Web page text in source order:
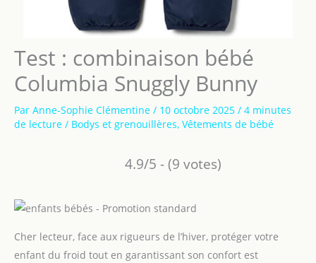
Test : combinaison bébé
Columbia Snuggly Bunny
Par Anne-Sophie Clémentine / 10 octobre 2025 / 4 minutes
de lecture / Bodys et grenouillères, Vêtements de bébé
4.9/5 - (9 votes)
Cher lecteur, face aux rigueurs de l’hiver, protéger votre
enfant du froid tout en garantissant son confort est